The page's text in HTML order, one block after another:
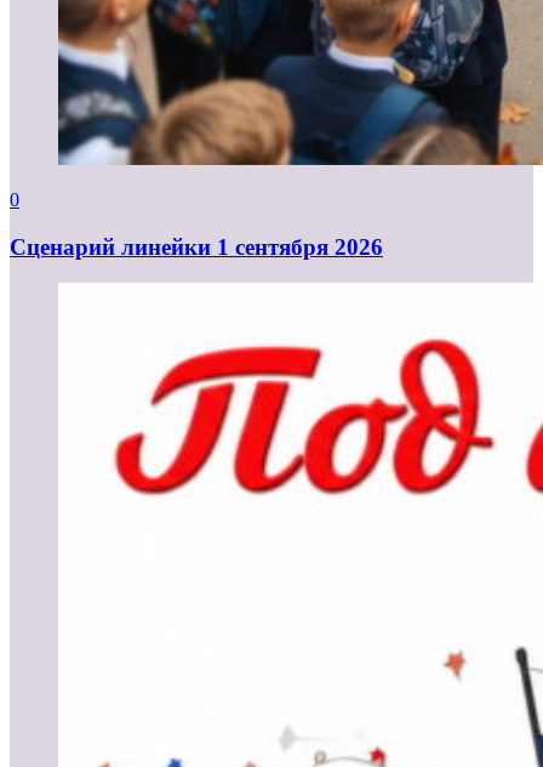
0
Cценарий линейки 1 сентября 2026